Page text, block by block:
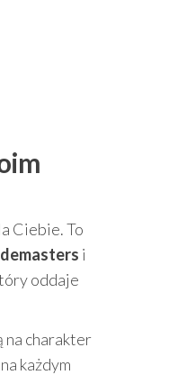
Ciebie. To
i
oddaje
na charakter
każdym